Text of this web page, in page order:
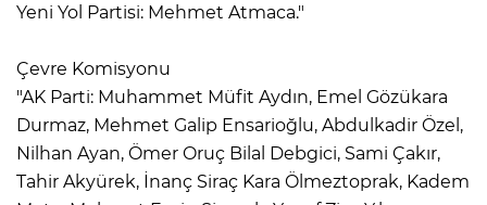
Yeni Yol Partisi: Mehmet Atmaca."
Çevre Komisyonu
"AK Parti: Muhammet Müfit Aydın, Emel Gözükara
Durmaz, Mehmet Galip Ensarioğlu, Abdulkadir Özel,
Nilhan Ayan, Ömer Oruç Bilal Debgici, Sami Çakır,
Tahir Akyürek, İnanç Siraç Kara Ölmeztoprak, Kadem